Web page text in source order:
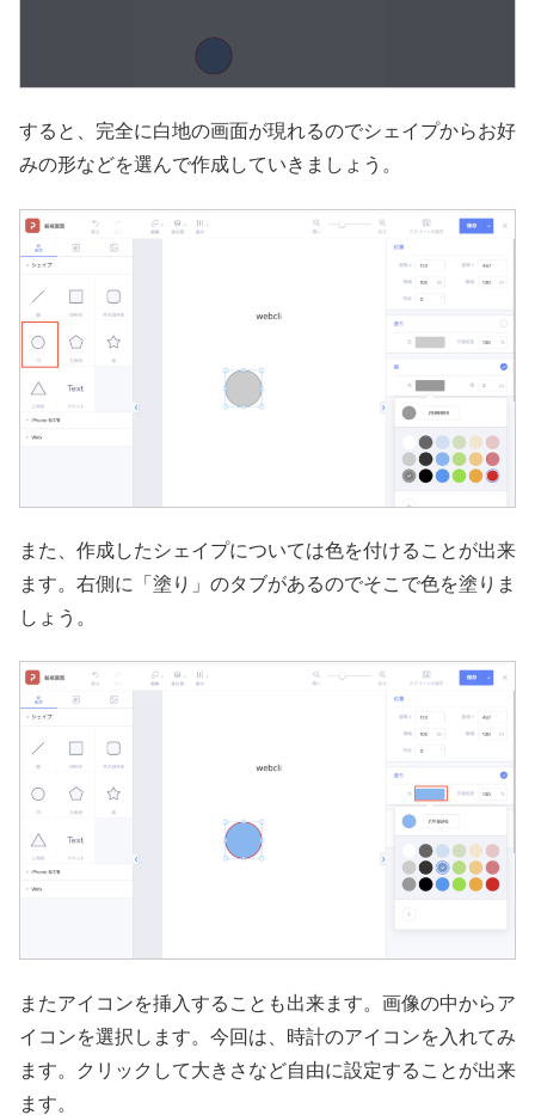
すると、完全に白地の画面が現れるのでシェイプからお好
みの形などを選んで作成していきましょう。
また、作成したシェイプについては色を付けることが出来
ます。右側に「塗り」のタブがあるのでそこで色を塗りま
しょう。
またアイコンを挿入することも出来ます。画像の中からア
イコンを選択します。今回は、時計のアイコンを入れてみ
ます。クリックして大きさなど自由に設定することが出来
ます。